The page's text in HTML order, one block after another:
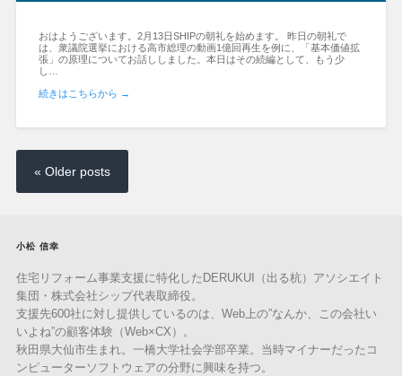
おはようございます。2月13日SHIPの朝礼を始めます。 昨日の朝礼で
は、衆議院選挙における高市総理の動画1億回再生を例に、「基本価値拡
張」の原理についてお話ししました。本日はその続編として、もう少
し…
続きはこちらから →
« Older posts
小松 信幸
住宅リフォーム事業支援に特化したDERUKUI（出る杭）アソシエイト
集団・株式会社シップ代表取締役。
支援先600社に対し提供しているのは、Web上の”なんか、この会社い
いよね”の顧客体験（Web×CX）。
秋田県大仙市生まれ。一橋大学社会学部卒業。当時マイナーだったコ
ンピューターソフトウェアの分野に興味を持つ。